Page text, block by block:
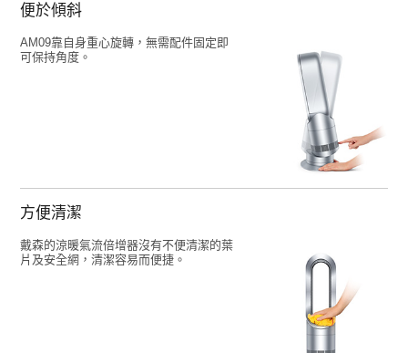
便於傾斜
AM09靠自身重心旋轉，無需配件固定即
可保持角度。
方便清潔
戴森的涼暖氣流倍增器沒有不便清潔的葉
片及安全網，清潔容易而便捷。